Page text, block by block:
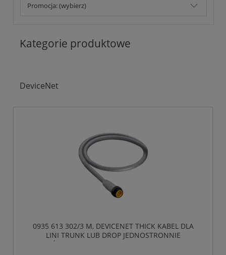
Promocja: (wybierz)
Kategorie produktowe
DeviceNet
0935 613 302/3 M, DEVICENET THICK KABEL DLA
LINI TRUNK LUB DROP JEDNOSTRONNIE
ZAKOŃCZONY KONFEKCJONOWANY, 5 POLOWY